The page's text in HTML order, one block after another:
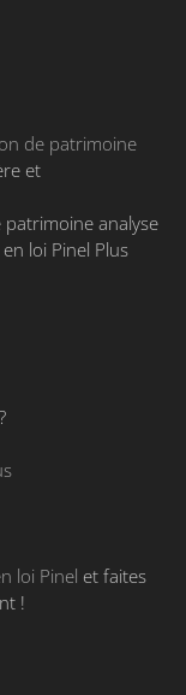
de patrimoine
et
analyse
loi Pinel Plus
loi Pinel et faites
!